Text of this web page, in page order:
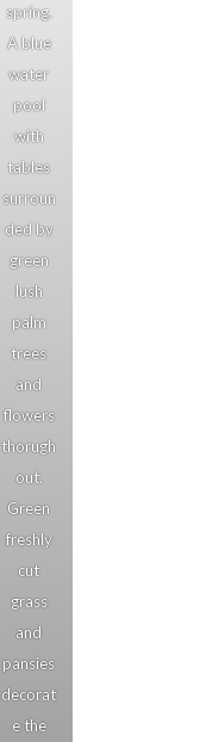
spring.
A blue
water
pool
with
tables
surroun
ded by
green
lush
palm
trees
and
flowers
thorugh
out.
Green
freshly
cut
grass
and
pansies
decorat
e the